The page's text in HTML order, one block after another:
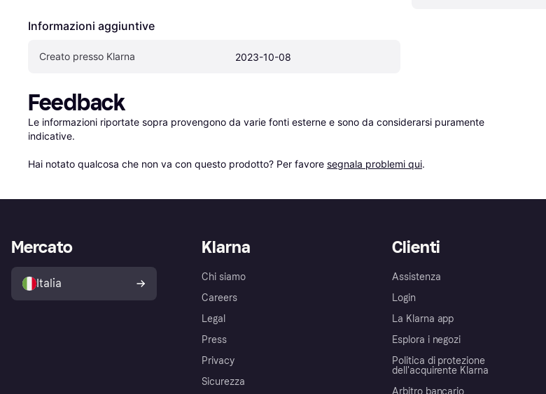
Informazioni aggiuntive
Creato presso Klarna 2023-10-08
Feedback
Le informazioni riportate sopra provengono da varie fonti esterne e sono da considerarsi puramente
indicative.
Hai notato qualcosa che non va con questo prodotto? Per favore segnala problemi qui.
Klarna
Chi siamo
Careers
Legal
Press
Privacy
Sicurezza
Clienti
Assistenza
Login
La Klarna app
Esplora i negozi
Politica di protezione
dell'acquirente Klarna
Mercato
Italia